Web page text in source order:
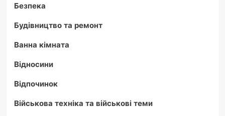
Безпека
Будівництво та ремонт
Ванна кімната
Відносини
Відпочинок
Військова техніка та військові теми